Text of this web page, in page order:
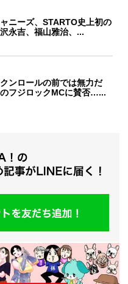
ニーズ、STARTO史上初の
永吉、福山雅治、...
ンロールの前では無力だ
フジロックMCに賛否…...